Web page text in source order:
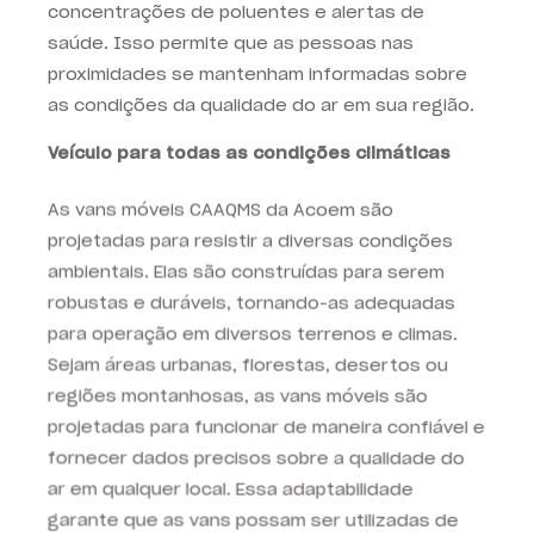
concentrações de poluentes e alertas de
saúde. Isso permite que as pessoas nas
proximidades se mantenham informadas sobre
as condições da qualidade do ar em sua região.
Veículo para todas as condições climáticas
As vans móveis CAAQMS da Acoem são
projetadas para resistir a diversas condições
ambientais. Elas são construídas para serem
robustas e duráveis, tornando-as adequadas
para operação em diversos terrenos e climas.
Sejam áreas urbanas, florestas, desertos ou
regiões montanhosas, as vans móveis são
projetadas para funcionar de maneira confiável e
fornecer dados precisos sobre a qualidade do
ar em qualquer local. Essa adaptabilidade
garante que as vans possam ser utilizadas de